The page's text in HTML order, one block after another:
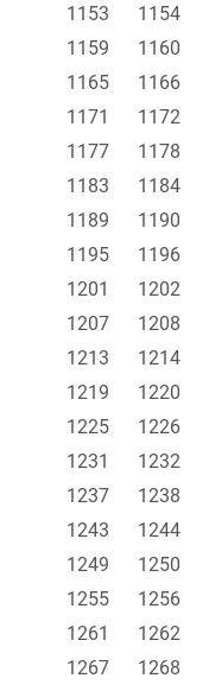
1153 1154
1159
1160
1165
1166
1171
1172
1177
1178
1183
1184
1189
1190
1195
1196
1201
1202
1207
1208
1213
1214
1219
1220
1225
1226
1231
1232
1237
1238
1243
1244
1249
1250
1255
1256
1261
1262
1267
1268